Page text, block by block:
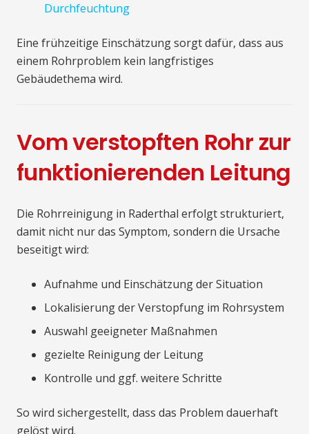
Durchfeuchtung
Eine frühzeitige Einschätzung sorgt dafür, dass aus
einem Rohrproblem kein langfristiges
Gebäudethema wird.
Vom verstopften Rohr zur
funktionierenden Leitung
Die Rohrreinigung in Raderthal erfolgt strukturiert,
damit nicht nur das Symptom, sondern die Ursache
beseitigt wird:
Aufnahme und Einschätzung der Situation
Lokalisierung der Verstopfung im Rohrsystem
Auswahl geeigneter Maßnahmen
gezielte Reinigung der Leitung
Kontrolle und ggf. weitere Schritte
So wird sichergestellt, dass das Problem dauerhaft
gelöst wird.